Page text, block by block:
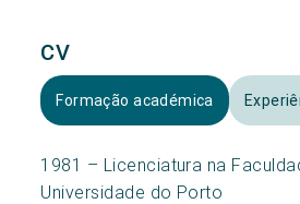
CV
Formação académica
1981 – Licenciatura na
Universidade do Porto